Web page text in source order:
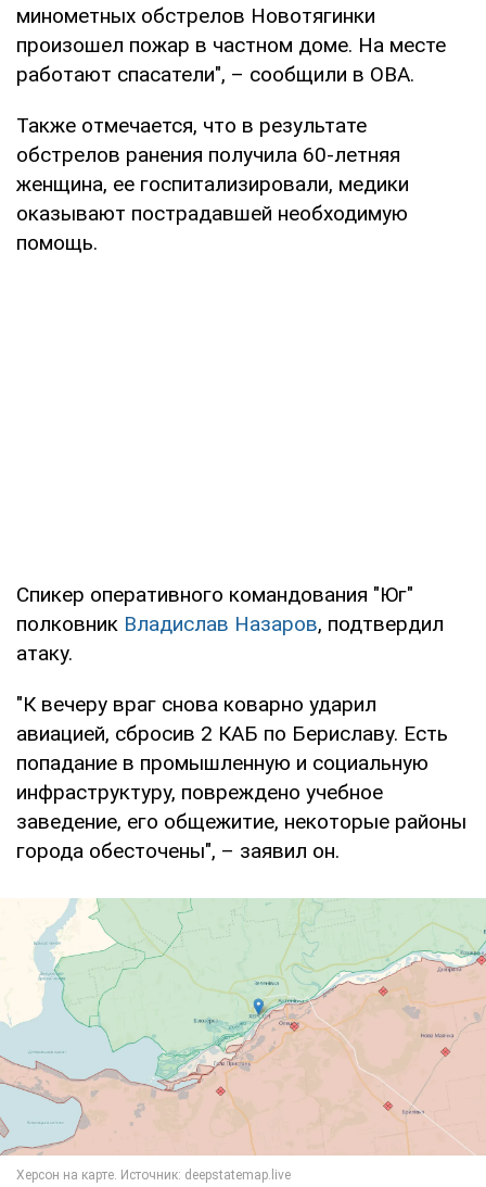
минометных обстрелов Новотягинки
произошел пожар в частном доме. На месте
работают спасатели", – сообщили в ОВА.
Также отмечается, что в результате
обстрелов ранения получила 60-летняя
женщина, ее госпитализировали, медики
оказывают пострадавшей необходимую
помощь.
Спикер оперативного командования "Юг"
полковник Владислав Назаров, подтвердил
атаку.
"К вечеру враг снова коварно ударил
авиацией, сбросив 2 КАБ по Бериславу. Есть
попадание в промышленную и социальную
инфраструктуру, повреждено учебное
заведение, его общежитие, некоторые районы
города обесточены", – заявил он.